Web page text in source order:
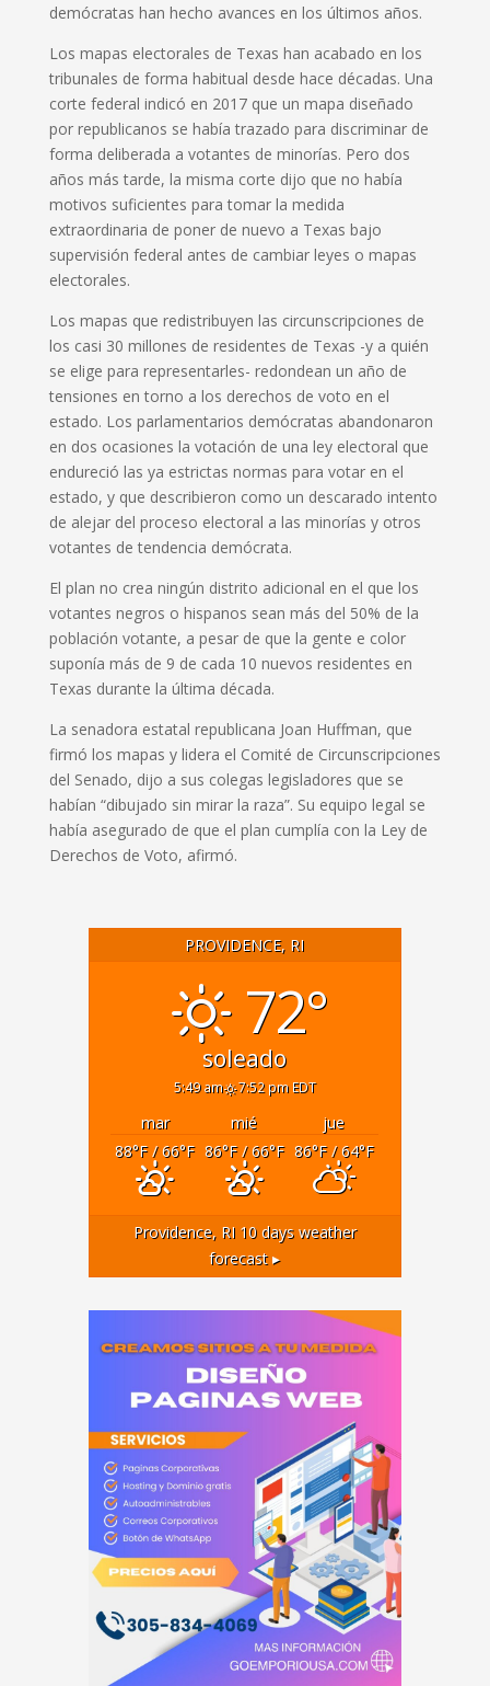
demócratas han hecho avances en los últimos años.
Los mapas electorales de Texas han acabado en los
tribunales de forma habitual desde hace décadas. Una
corte federal indicó en 2017 que un mapa diseñado
por republicanos se había trazado para discriminar de
forma deliberada a votantes de minorías. Pero dos
años más tarde, la misma corte dijo que no había
motivos suficientes para tomar la medida
extraordinaria de poner de nuevo a Texas bajo
supervisión federal antes de cambiar leyes o mapas
electorales.
Los mapas que redistribuyen las circunscripciones de
los casi 30 millones de residentes de Texas -y a quién
se elige para representarles- redondean un año de
tensiones en torno a los derechos de voto en el
estado. Los parlamentarios demócratas abandonaron
en dos ocasiones la votación de una ley electoral que
endureció las ya estrictas normas para votar en el
estado, y que describieron como un descarado intento
de alejar del proceso electoral a las minorías y otros
votantes de tendencia demócrata.
El plan no crea ningún distrito adicional en el que los
votantes negros o hispanos sean más del 50% de la
población votante, a pesar de que la gente e color
suponía más de 9 de cada 10 nuevos residentes en
Texas durante la última década.
La senadora estatal republicana Joan Huffman, que
firmó los mapas y lidera el Comité de Circunscripciones
del Senado, dijo a sus colegas legisladores que se
habían “dibujado sin mirar la raza”. Su equipo legal se
había asegurado de que el plan cumplía con la Ley de
Derechos de Voto, afirmó.
PROVIDENCE, RI
72°
soleado
5:49 am 7:52 pm EDT
mar mié
jue
88°F/ 66°F 86°F/ 66°F 86°F/ 64°F
Providence, RI10 days weather
forecast ▸